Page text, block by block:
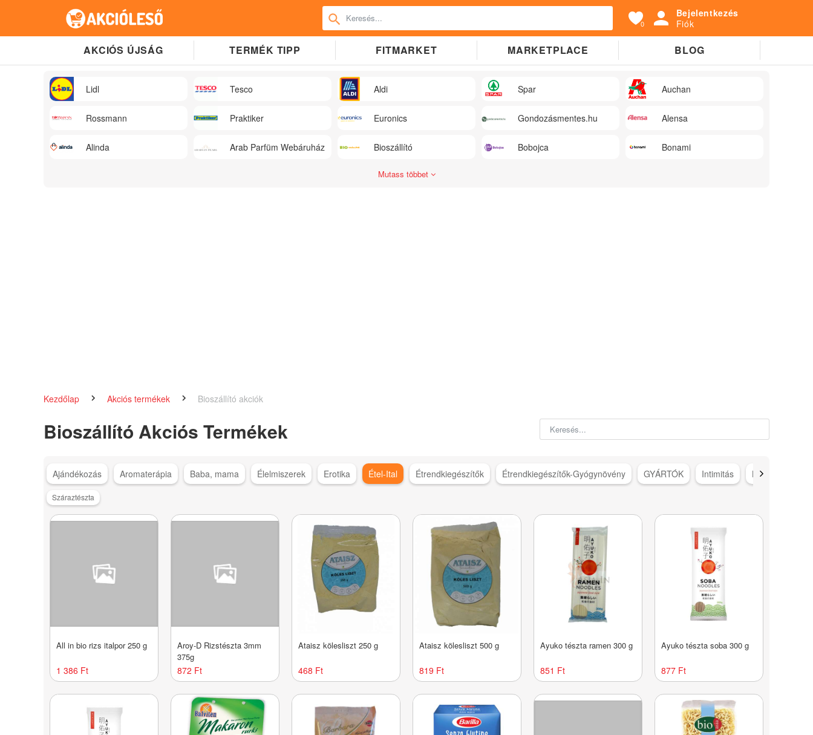
0
Bejelentkezés
Fiók
AKCIÓS ÚJSÁG TERMÉK TIPP FITMARKET MARKETPLACE BLOG
Lidl Tesco Aldi Spar Auchan
Rossmann Praktiker Euronics Gondozásmentes.hu Alensa
Alinda Arab Parfüm Webáruház Bioszállító Bobojca Bonami
Mutass többet
Kezdőlap Akciós termékek Bioszállító akciók
Bioszállító Akciós Termékek
Ajándékozás Aromaterápia Baba, mama Élelmiszerek Erotika Étel-Ital Étrendkiegészítők Étrendkiegészítők-Gyógynövény GYÁRTÓK Intimitás Karácsonyi
Száraztészta
All in bio rizs italpor 250 g
1 386 Ft
Aroy-D Rizstészta 3mm
375g
872 Ft
Ataisz kölesliszt 250 g
468 Ft
Ataisz kölesliszt 500 g
819 Ft
Ayuko tészta ramen 300 g
851 Ft
Ayuko tészta soba 300 g
877 Ft